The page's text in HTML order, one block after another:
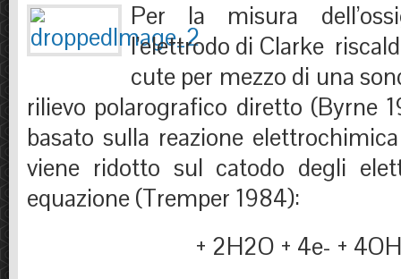
Per la misura
l’elettrodo di Clarke
cute per mezzo di una
rilievo polarografico diretto (Byrne
basato sulla reazione
viene ridotto sul catodo degli
equazione (Tremper 1984):
+ 2H2O + 4e- +